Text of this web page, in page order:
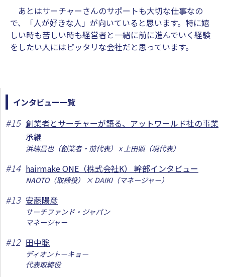
あとはサーチャーさんのサポートも大切な仕事なの
で、「人が好きな人」が向いていると思います。特に嬉
しい時も苦しい時も経営者と一緒に前に進んでいく経験
をしたい人にはピッタリな会社だと思っています。
インタビュー一覧
#15 創業者とサーチャーが語る、アットワールド社の事業
承継
浜端昌也（創業者・前代表） x 上田顕（現代表）
#14 hairmake ONE（株式会社K） 幹部インタビュー
NAOTO（取締役） × DAIKI（マネージャー）
#13 安藤陽彦
サーチファンド・ジャパン
マネージャー
#12 田中聡
ディオントーキョー
代表取締役